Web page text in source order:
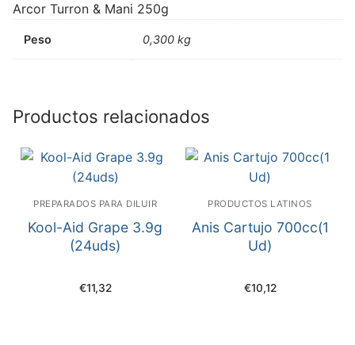
Arcor Turron & Mani 250g
Peso 0,300 kg
Productos relacionados
PREPARADOS PARA DILUIR
Kool-Aid Grape 3.9g
(24uds)
€11,32
PRODUCTOS LATINOS
Anis Cartujo 700cc(1
Ud)
€10,12